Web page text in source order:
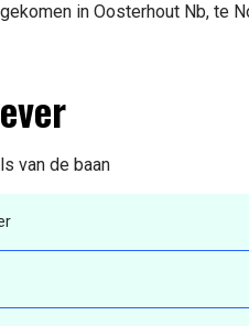
in Oosterhout Nb, te
van de baan